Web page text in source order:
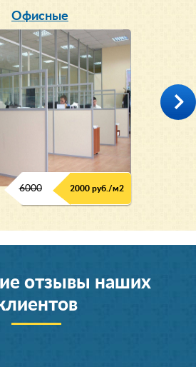
Офисные
6000 2000 руб./м2
отзывы наших